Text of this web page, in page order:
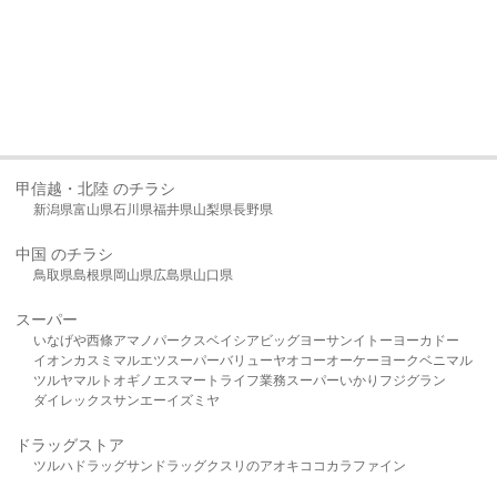
甲信越・北陸 のチラシ
新潟県富山県石川県福井県山梨県長野県
中国 のチラシ
鳥取県島根県岡山県広島県山口県
スーパー
いなげや西條アマノパークスベイシア ビッグヨーサンイトーヨーカドー
イオンカスミ マルエツスーパーバリューヤオコーオーケー ヨークベニマル
ツルヤマルト オギノ エスマート ライフ業務スーパーいかり フジグラン
ダイレックスサンエーイズミヤ
ドラッグストア
ツルハドラッグサンドラッグクスリのアオキ ココカラファイン